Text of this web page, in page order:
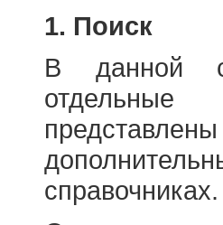
1. Поиск
В данной
справочниках.